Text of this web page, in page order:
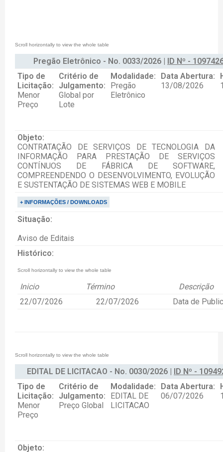
Pregão Eletrônico - No. 0033/2026 |
ID Nº -
Tipo de
Licitação:
Menor
Preço
Critério de
Julgamento:
Global por
Lote
Modalidade:
Pregão
Eletrônico
Data Abertura:
13/08/2026
Objeto:
CONTRATAÇÃO DE SERVIÇOS DE TECNOLOGIA DA
INFORMAÇÃO PARA PRESTAÇÃO DE SERVIÇOS
CONTÍNUOS DE FÁBRICA DE SOFTWARE,
COMPREENDENDO O DESENVOLVIMENTO, EVOLUÇÃO
E SUSTENTAÇÃO DE SISTEMAS WEB E MOBILE
+ INFORMAÇÕES / DOWNLOADS
Situação:
Aviso de Editais
Histórico:
Inicio Término
Descrição
22/07/2026
22/07/2026 Data de
EDITAL DE LICITACAO - No. 0030/2026 |
ID Nº -
Tipo de
Licitação:
Menor
Preço
Critério de
Julgamento:
Preço Global
Modalidade:
EDITAL DE
LICITACAO
Data Abertura:
06/07/2026
Objeto: